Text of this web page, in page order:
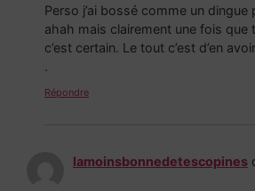
Perso j’ai bossé comme un dingue
ahah mais clairement une fois que
c’est certain. Le tout c’est d’en
.
Répondre
lamoinsbonnedetescopines